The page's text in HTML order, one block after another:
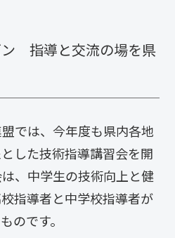
ン 指導と交流の場を県
では、今年度も県内各地
した技術指導講習会を開
、中学生の技術向上と健
指導者と中学校指導者が
のです。